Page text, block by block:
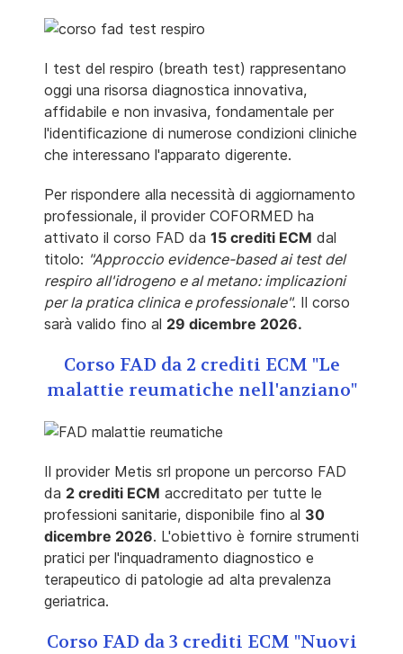
I test del respiro (breath test) rappresentano
oggi una risorsa diagnostica innovativa,
affidabile e non invasiva, fondamentale per
l'identificazione di numerose condizioni cliniche
che interessano l'apparato digerente.
Per rispondere alla necessità di aggiornamento
professionale, il provider COFORMED ha
attivato il corso FAD da 15 crediti ECM dal
titolo: "Approccio evidence-based ai test del
respiro all'idrogeno e al metano: implicazioni
per la pratica clinica e professionale". Il corso
sarà valido fino al 29 dicembre 2026.
Corso FAD da 2 crediti ECM "Le
malattie reumatiche nell'anziano"
Il provider Metis srl propone un percorso FAD
da 2 crediti ECM accreditato per tutte le
professioni sanitarie, disponibile fino al 30
dicembre 2026. L'obiettivo è fornire strumenti
pratici per l'inquadramento diagnostico e
terapeutico di patologie ad alta prevalenza
geriatrica.
Corso FAD da 3 crediti ECM "Nuovi